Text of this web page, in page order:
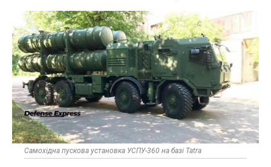
Самохідна пускова установка УСПУ-360 на базі Tatra